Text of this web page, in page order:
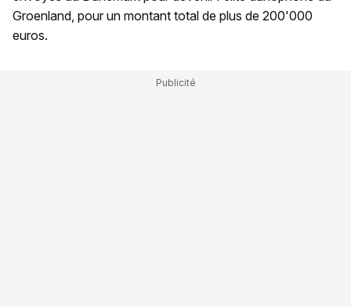
Groenland, pour un montant total de plus de 200'000
euros.